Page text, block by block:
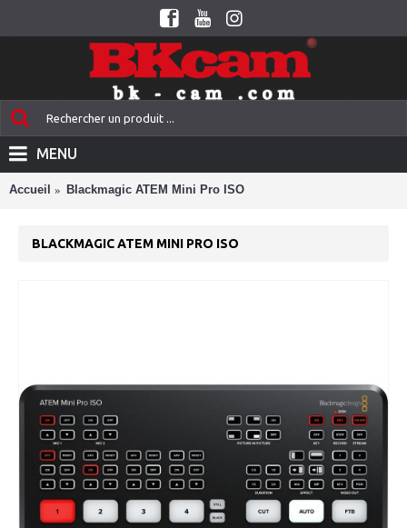
MENU
Accueil Blackmagic ATEM Mini Pro ISO
BLACKMAGIC ATEM MINI PRO ISO